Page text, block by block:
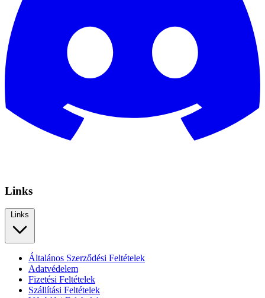
Links
Links
Általános Szerződési Feltételek
Adatvédelem
Fizetési Feltételek
Szállítási Feltételek